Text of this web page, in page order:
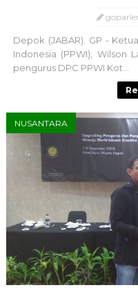
Depok (JABAR). GP -
Indonesia (PPWI), Wilson
pengurus DPC PPWI Kot...
NUSANTARA